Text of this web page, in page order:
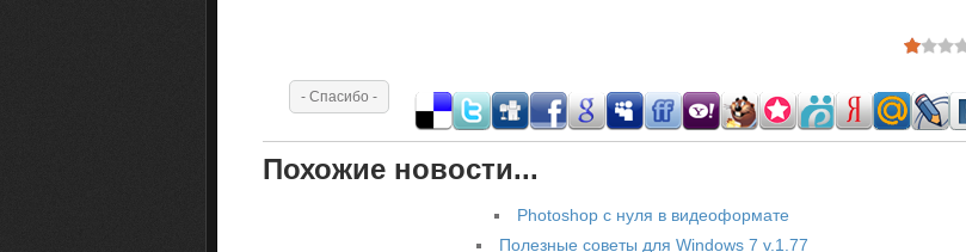
Похожие новости...
Photoshop с нуля в видеоформате
Полезные советы для Windows 7 v.1.77